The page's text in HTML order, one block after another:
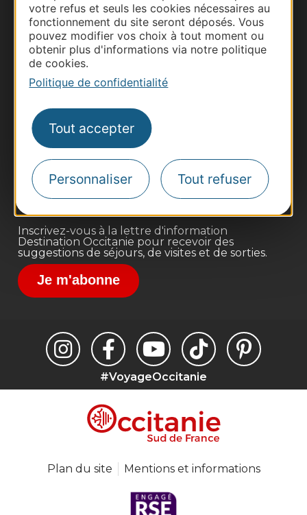
votre refus et seuls les cookies nécessaires au
fonctionnement du site seront déposés. Vous
pouvez modifier vos choix à tout moment ou
obtenir plus d'informations via notre politique
de cookies.
Politique de confidentialité
Tout accepter
Personnaliser Tout refuser
Business/Mice
Pros d'Occitanie
Site presse et d'influence
Voyagistes
Inscrivez-vous à la lettre d'information
Destination Occitanie pour recevoir des
suggestions de séjours, de visites et de sorties.
Je m'abonne
#VoyageOccitanie
Plan du site Mentions et informations